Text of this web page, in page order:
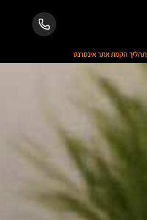
תהליך הקמת אתר אינטרנט